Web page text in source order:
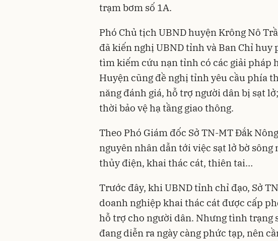
trạm bơm số 1A.
Phó Chủ tịch UBND huyện Krông Nô
đã kiến nghị UBND tỉnh và Ban Chỉ huy
tìm kiếm cứu nạn tỉnh có các giải pháp
Huyện cũng đề nghị tỉnh yêu cầu phía
năng đánh giá, hỗ trợ người dân bị sạt
thời bảo vệ hạ tầng giao thông.
Theo Phó Giám đốc Sở TN-MT Đắk
nguyên nhân dẫn tới việc sạt lở bờ
thủy điện, khai thác cát, thiên tai…
Trước đây, khi UBND tỉnh chỉ đạo, Sở
doanh nghiệp khai thác cát được cấp
hỗ trợ cho người dân. Nhưng tình trạng
đang diễn ra ngày càng phức tạp, nên